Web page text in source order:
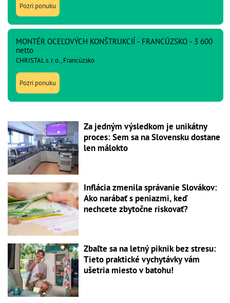
Pozri ponuku
MONTÉR OCEĽOVÝCH KONŠTRUKCIÍ - FRANCÚZSKO - 3 600
netto
CHRISTAL s. r. o., Francúzsko
Pozri ponuku
Za jedným výsledkom je unikátny
proces: Sem sa na Slovensku dostane
len málokto
Inflácia zmenila správanie Slovákov:
Ako narábať s peniazmi, keď
nechcete zbytočne riskovať?
Zbaľte sa na letný piknik bez stresu:
Tieto praktické vychytávky vám
ušetria miesto v batohu!